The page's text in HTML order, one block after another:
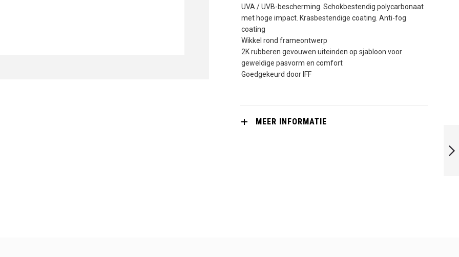
UVA / UVB-bescherming. Schokbestendig polycarbonaat
met hoge impact. Krasbestendige coating. Anti-fog
coating
Wikkel rond frameontwerp
2K rubberen gevouwen uiteinden op sjabloon voor
geweldige pasvorm en comfort
Goedgekeurd door IFF
MEER INFORMATIE